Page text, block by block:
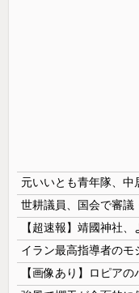
元いいとも青年隊、中
【超速報】靖國神社